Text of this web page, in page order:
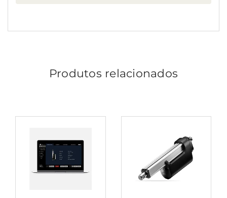
Produtos relacionados